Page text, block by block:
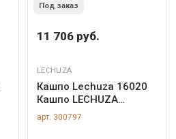
Под заказ
11 706 руб.
LECHUZA
Кашпо Lechuza 16020
Кашпо LECHUZA
Классико 21 LS Белое с
системой полива и
арт. 300797